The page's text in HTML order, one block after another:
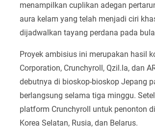
menampilkan cuplikan adegan
aura kelam yang telah menjadi ciri
dijadwalkan tayang perdana pada
Proyek ambisius ini merupakan hasil
Corporation, Crunchyroll, Qzil.la, dan
debutnya di bioskop-bioskop Jepang
berlangsung selama tiga minggu.
platform Crunchyroll untuk penonton
Korea Selatan, Rusia, dan Belarus.